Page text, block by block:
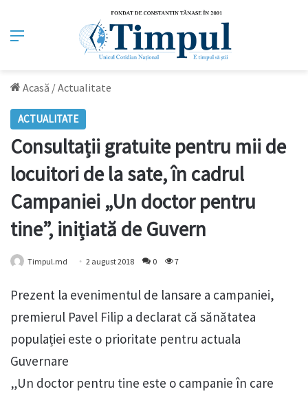
Meniu
Acasă /Actualitate
ACTUALITATE
Consultații gratuite pentru mii de
locuitori de la sate, în cadrul
Campaniei „Un doctor pentru
tine”, inițiată de Guvern
Timpul.md 2 august 2018 0 7
Prezent la evenimentul de lansare a campaniei,
premierul Pavel Filip a declarat că sănătatea
populației este o prioritate pentru actuala
Guvernare
„Un doctor pentru tine este o campanie în care